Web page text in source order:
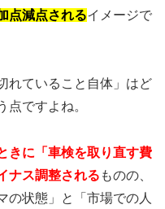
点減点されるイメージで
れていること自体」はど
点ですよね。
きに「車検を取り直す費
ナス調整される ものの、
の状態」と「市場での人